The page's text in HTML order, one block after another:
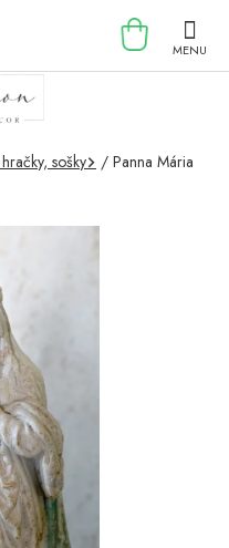
KOŠÍK
sošky / Panna Mária